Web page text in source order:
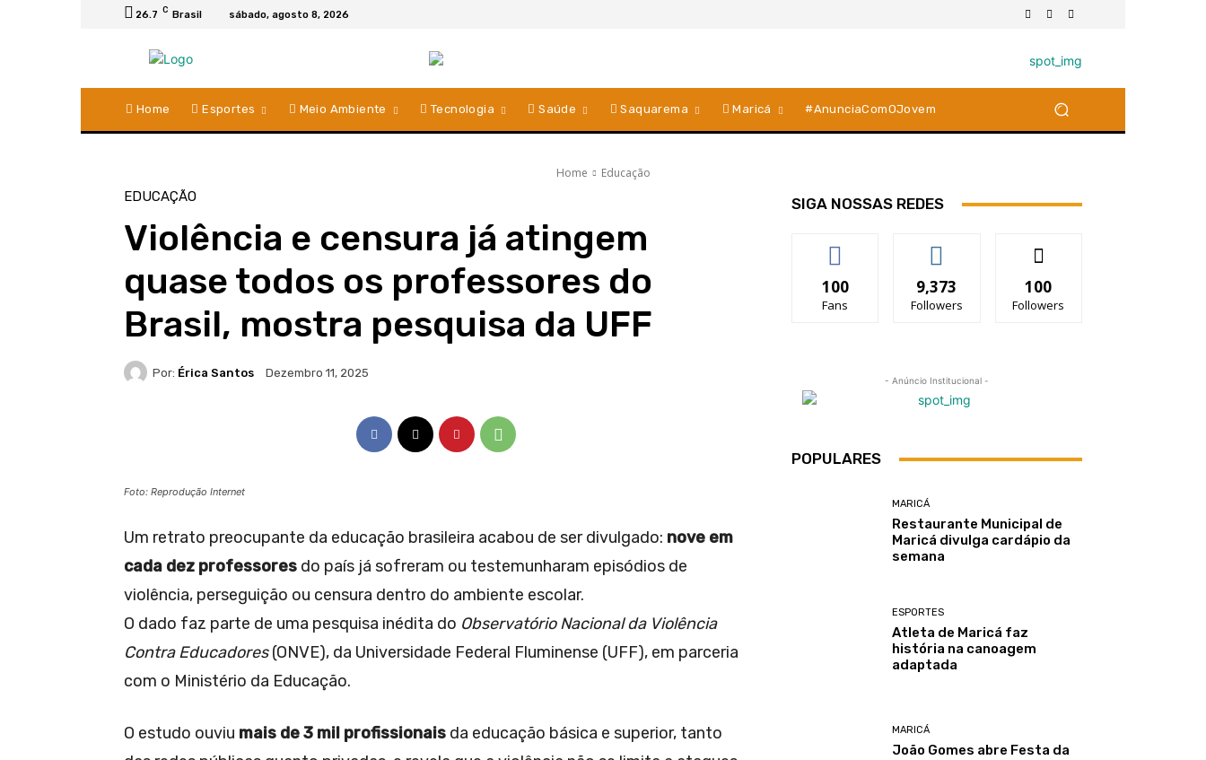
26.7 C Brasil sábado, agosto 8, 2026
Home Esportes Meio Ambiente Tecnologia Saúde Saquarema Maricá #AnunciaComOJovem
Home Educação
EDUCAÇÃO
Violência e censura já atingem
quase todos os professores do
Brasil, mostra pesquisa da UFF
Por: Érica Santos Dezembro 11, 2025
Foto: Reprodução Internet
Um retrato preocupante da educação brasileira acabou de ser divulgado: nove em
cada dez professores do país já sofreram ou testemunharam episódios de
violência, perseguição ou censura dentro do ambiente escolar.
O dado faz parte de uma pesquisa inédita do Observatório Nacional da Violência
Contra Educadores(ONVE), da Universidade Federal Fluminense (UFF), em parceria
com o Ministério da Educação.
O estudo ouviu mais de 3 mil profissionais da educação básica e superior, tanto
SIGA NOSSAS REDES
100
Fans
9,373
Followers
100
Followers
- Anúncio Institucional -
POPULARES
MARICÁ
Restaurante Municipal de
Maricá divulga cardápio da
semana
ESPORTES
Atleta de Maricá faz
história na canoagem
adaptada
MARICÁ
João Gomes abre Festa da